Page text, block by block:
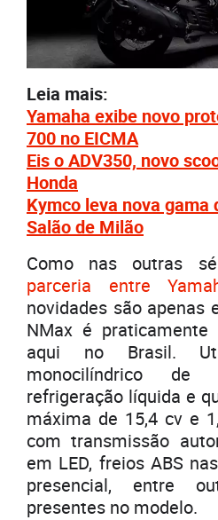
Leia mais:
Yamaha exibe novo
700 no EICMA
Eis o ADV350, novo
Honda
Kymco leva nova gama
Salão de Milão
Como nas outras
parceria entre
novidades são apenas
NMax é
aqui no Brasil.
monocilíndrico
refrigeração líquida e
máxima de 15,4 cv e
com transmissão
em LED, freios ABS
presencial, entre
presentes no modelo.